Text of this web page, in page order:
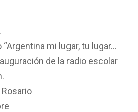
mi lugar, tu lugar…
de la radio escolar